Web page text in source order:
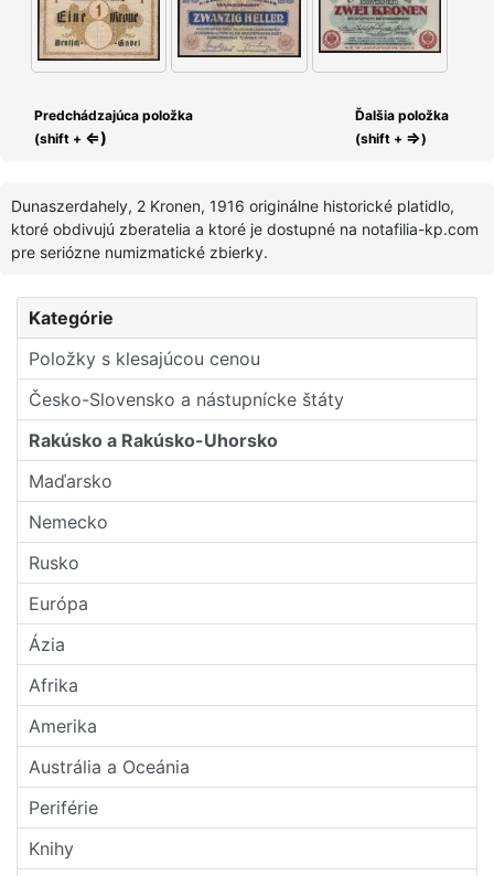
Kategórie
Položky s klesajúcou cenou
Česko-Slovensko a nástupní­cke štáty
Rakúsko a Rakúsko-Uhorsko
Maďarsko
Nemecko
Rusko
Európa
Ázia
Afrika
Amerika
Austrália a Oceánia
Periférie
Knihy
Predchádzajúca položka
(shift + ⇐)
Ďalšia položka
(shift + ⇒)
Dunaszerdahely, 2 Kronen, 1916 originálne historické platidlo,
ktoré obdivujú zberatelia a ktoré je dostupné na notafilia-kp.com
pre seriózne numizmatické zbierky.